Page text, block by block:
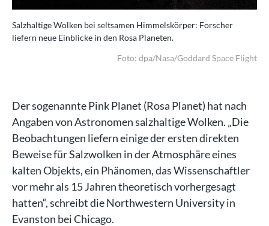
Salzhaltige Wolken bei seltsamen Himmelskörper: Forscher
liefern neue Einblicke in den Rosa Planeten.
Foto: dpa/Nasa/Goddard Space Flight
Der sogenannte Pink Planet (Rosa Planet) hat nach
Angaben von Astronomen salzhaltige Wolken. „Die
Beobachtungen liefern einige der ersten direkten
Beweise für Salzwolken in der Atmosphäre eines
kalten Objekts, ein Phänomen, das Wissenschaftler
vor mehr als 15 Jahren theoretisch vorhergesagt
hatten“, schreibt die Northwestern University in
Evanston bei Chicago.